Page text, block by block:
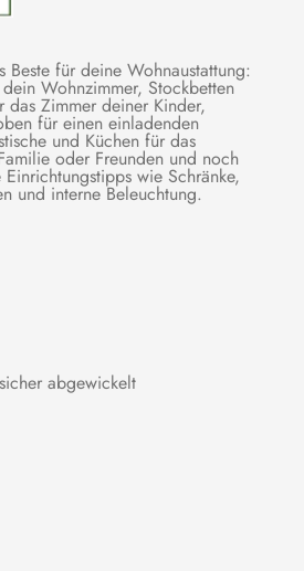
Beste für deine Wohnaustattung:
Wohnzimmer, Stockbetten
das Zimmer deiner Kinder,
für einen einladenden
und Küchen für das
oder Freunden und noch
wie Schränke,
und interne Beleuchtung.
abgewickelt